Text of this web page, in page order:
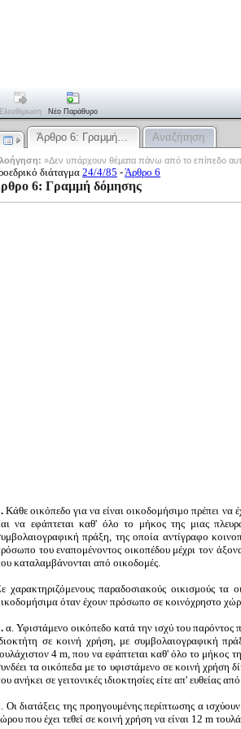
Ελευθέρωση Νέο Παράθυρο
Άρθρο 6: Γραμμή… Αναζήτηση